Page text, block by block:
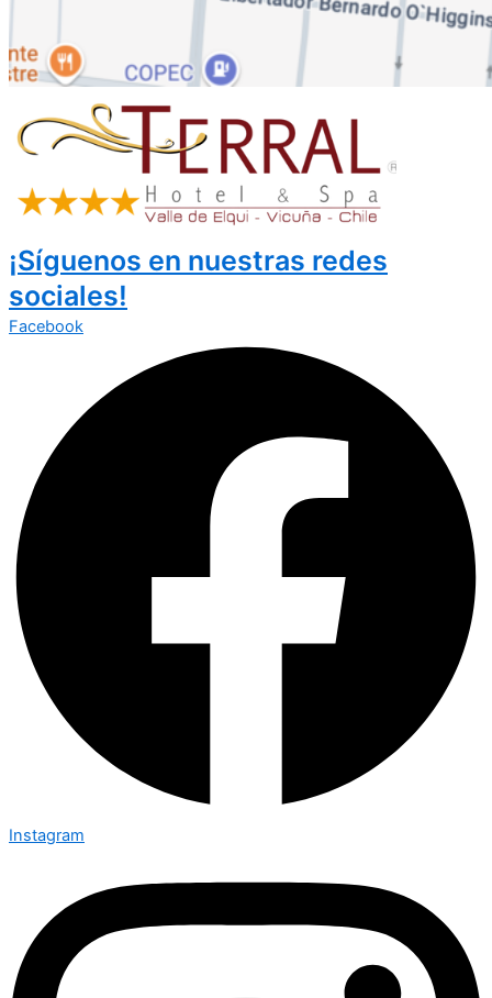
¡Síguenos en nuestras redes
sociales!
Facebook
Instagram